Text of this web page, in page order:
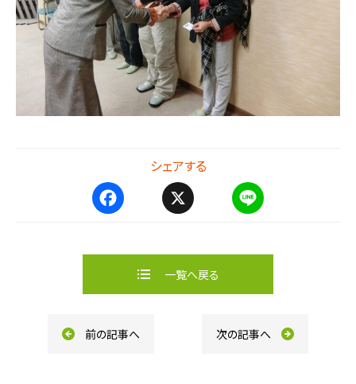
シェアする
e
o
e
一覧へ戻る
前の記事へ 次の記事へ